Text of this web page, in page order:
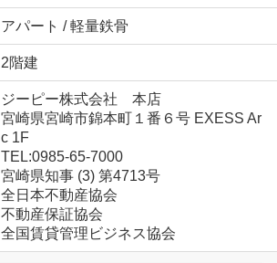
アパート / 軽量鉄骨
2階建
ジーピー株式会社 本店
宮崎県宮崎市錦本町１番６号 EXESS Ar
c 1F
TEL:0985-65-7000
宮崎県知事 (3) 第4713号
全日本不動産協会
不動産保証協会
全国賃貸管理ビジネス協会